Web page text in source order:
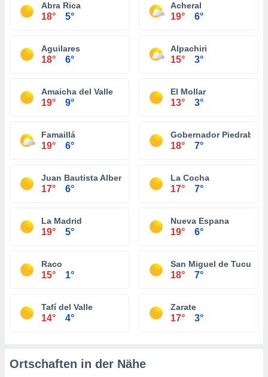
Abra Rica
18° 5°
Acheral
19° 6°
Aguilares
18° 6°
Alpachiri
15° 3°
Amaicha del Valle
19° 9°
El Mollar
13° 3°
Famaillá
19° 6°
Gobernador
18° 7°
Juan Bautista Alberdi
17° 6°
La Cocha
17° 7°
La Madrid
19° 5°
Nueva Espana
19° 6°
Raco
15° 1°
San Miguel de Tucumán
18° 7°
Tafí del Valle
14° 4°
Zarate
17° 3°
Ortschaften in der Nähe